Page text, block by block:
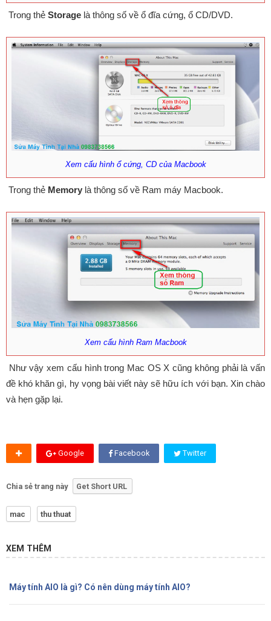
Trong thẻ Storage là thông số về ổ đĩa cứng, ổ CD/DVD.
Xem cấu hình ổ cứng, CD của Macbook
Trong thẻ Memory là thông số về Ram máy Macbook.
Xem cấu hình Ram Macbook
Như vậy xem cấu hình trong Mac OS X cũng không phải là vấn
đề khó khăn gì, hy vọng bài viết này sẽ hữu ích với bạn. Xin chào
và hẹn gặp lại.
Google Facebook Twitter
Chia sẻ trang này Get Short URL
mac thu thuat
XEM THÊM
Máy tính AIO là gì? Có nên dùng máy tính AIO?